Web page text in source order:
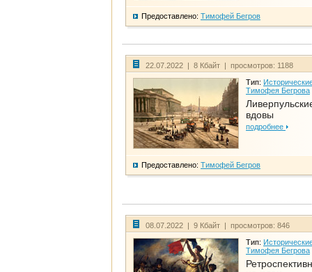
Предоставлено: Тимофей Бегров
22.07.2022 | 8 Кбайт | просмотров: 1188
Тип:
Тимофея Бегрова
вдовы
подробнее
Предоставлено: Тимофей Бегров
08.07.2022 | 9 Кбайт | просмотров: 846
Тип:
Тимофея Бегрова